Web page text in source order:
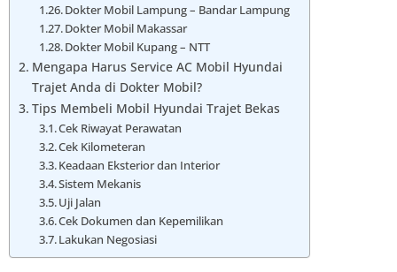
Dokter Mobil Lampung – Bandar Lampung
Dokter Mobil Makassar
Dokter Mobil Kupang – NTT
Mengapa Harus Service AC Mobil Hyundai
Trajet Anda di Dokter Mobil?
Tips Membeli Mobil Hyundai Trajet Bekas
Cek Riwayat Perawatan
Cek Kilometeran
Keadaan Eksterior dan Interior
Sistem Mekanis
Uji Jalan
Cek Dokumen dan Kepemilikan
Lakukan Negosiasi